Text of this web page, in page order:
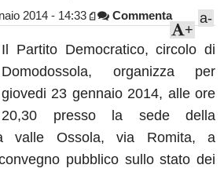
2014 - 14:33 Commenta a-
+
Il Partito Democratico, circolo di
Domodossola, organizza per
giovedi 23 gennaio 2014, alle ore
20,30 presso la sede della
valle Ossola, via Romita, a
pubblico sullo stato dei